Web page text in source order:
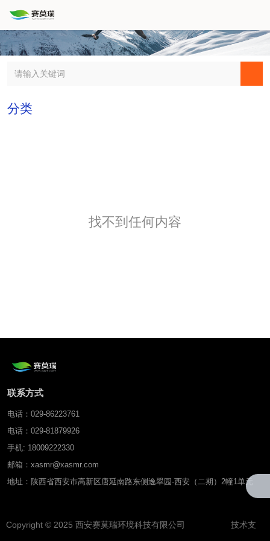
分类
找不到任何内容
联系方式
电话：029-86223761
电话：029-81879926
手机: 18009222330
邮箱：xasmr@xasmr.com
地址：陕西省西安市高新区唐延南路东侧逸翠园-西安（二期）2幢1单元
Copyright © 2025 西安赛莫瑞环境科技有限公司 技术支